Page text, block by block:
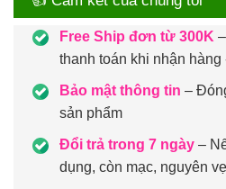
Free Ship đơn từ 300K
thanh toán khi nhận hàng
Bảo mật thông tin –
sản phẩm
Đổi trả trong 7 ngày–
dụng, còn mạc, nguyên